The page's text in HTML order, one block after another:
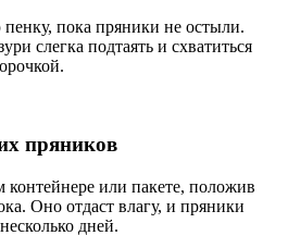
пока пряники не остыли.
слегка подтаять и схватиться
пряников
контейнере или пакете, положив
Оно отдаст влагу, и пряники
дней.